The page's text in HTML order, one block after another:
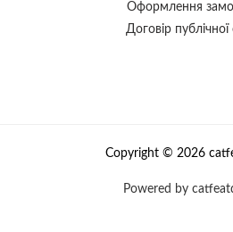
Оформлення
Договір
Copyright © 2026
Powered by